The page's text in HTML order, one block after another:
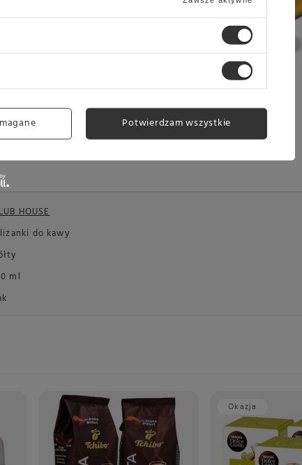
HOUSE
do kawy
ml
Okazja
Potwierdzam wszystkie